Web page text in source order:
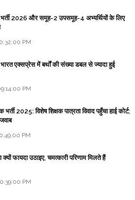
2026 और समूह-2 उपसमूह-4 अभ्यर्थियों के लिए
PM
भारत एक्सप्रेस में बर्थों की संख्या डबल से ज्यादा हुई
PM
भर्ती 2025: विशेष शिक्षक पात्रता विवाद पहुँचा हाई कोर्ट;
PM
फायदा उठाइए, चमत्कारी परिणाम मिलते हैं
PM